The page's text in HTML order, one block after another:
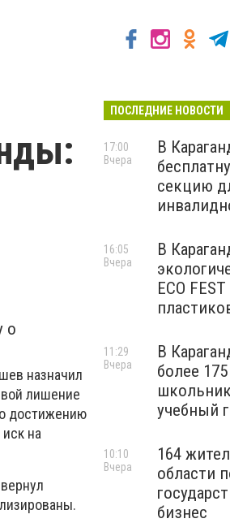
о
назначил
лишение
достижению
на
ПОСЛЕДНИЕ НОВОСТИ
В
секцию
17:00
Вчера
В
ECO
16:05
Вчера
В
более
учебный
11:29
Вчера
164
области
бизнес
10:10
Вчера